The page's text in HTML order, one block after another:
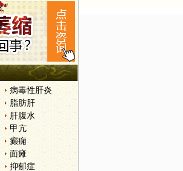
病毒性肝炎
脂肪肝
肝腹水
甲亢
癫痫
面瘫
抑郁症